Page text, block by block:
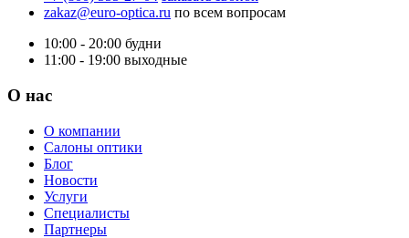
zakaz@euro-optica.ru по всем вопросам
10:00 - 20:00 будни
11:00 - 19:00 выходные
О нас
О компании
Салоны оптики
Блог
Новости
Услуги
Специалисты
Партнеры